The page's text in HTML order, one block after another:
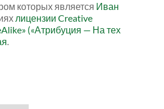
которых является Иван
лицензии Creative
(«Атрибуция — На тех
.